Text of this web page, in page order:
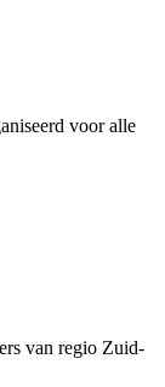
voor alle
van regio Zuid-